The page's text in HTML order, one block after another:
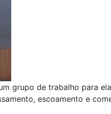
grupo de trabalho para
escoamento e